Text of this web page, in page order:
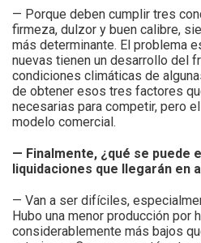
— Porque deben cumplir tres
firmeza, dulzor y buen calibre,
más determinante. El problema
nuevas tienen un desarrollo del
condiciones climáticas de
de obtener esos tres factores
necesarias para competir, pero
modelo comercial.
— Finalmente, ¿qué se puede
liquidaciones que llegarán en
— Van a ser difíciles,
Hubo una menor producción por
considerablemente más bajos